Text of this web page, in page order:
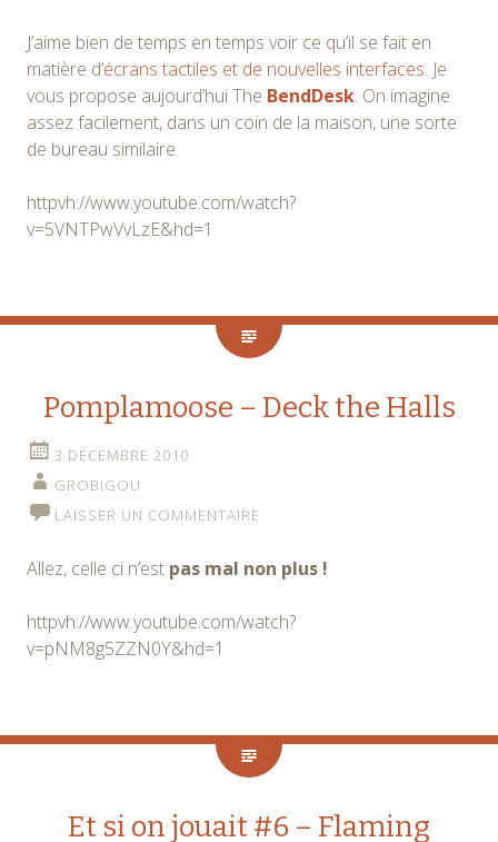
J’aime bien de temps en temps voir ce qu’il se fait en
matière d’écrans tactiles et de nouvelles interfaces. Je
vous propose aujourd’hui The BendDesk. On imagine
assez facilement, dans un coin de la maison, une sorte
de bureau similaire.
httpvh://www.youtube.com/watch?
v=5VNTPwVvLzE&hd=1
Pomplamoose – Deck the Halls
3 DÉCEMBRE 2010
GROBIGOU
LAISSER UN COMMENTAIRE
Allez, celle ci n’est pas mal non plus !
httpvh://www.youtube.com/watch?
v=pNM8g5ZZN0Y&hd=1
Et si on jouait #6 – Flaming